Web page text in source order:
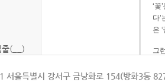
줄(__)
‘꽃
다’는
은
그
되
서울특별시 강서구 금낭화로 154(방화3동